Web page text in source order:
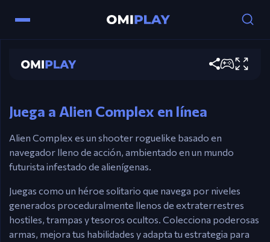
Alien Complex
Ratón – Apuntar y Disparar.
Juega a Alien Complex en línea
Alien Complex es un shooter roguelike basado en
navegador lleno de acción, ambientado en un mundo
futurista infestado de alienígenas.
Juegas como un héroe solitario que navega por niveles
generados proceduralmente llenos de extraterrestres
hostiles, trampas y tesoros ocultos. Colecciona poderosas
armas, mejora tus habilidades y adapta tu estrategia para